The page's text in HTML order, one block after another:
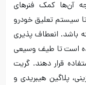
آن‌ها کمک فنرهای
سیستم تعلیق خودرو
باشد. انعطاف پذیری
است تا طیف وسیعی
قرار دهند. گریت
پلاگین هیبریدی و